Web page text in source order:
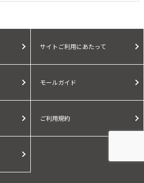
サイトご利用にあたって
モールガイド
ご利用規約